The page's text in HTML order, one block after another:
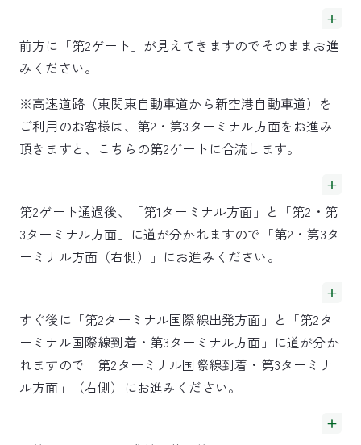
前方に「第2ゲート」が見えてきますのでそのままお進
みください。
※高速道路（東関東自動車道から新空港自動車道）を
ご利用のお客様は、第2・第3ターミナル方面をお進み
頂きますと、こちらの第2ゲートに合流します。
第2ゲート通過後、「第1ターミナル方面」と「第2・第
3ターミナル方面」に道が分かれますので「第2・第3タ
ーミナル方面（右側）」にお進みください。
すぐ後に「第2ターミナル国際線出発方面」と「第2タ
ーミナル国際線到着・第3ターミナル方面」に道が分か
れますので「第2ターミナル国際線到着・第3ターミナ
ル方面」（右側）にお進みください。